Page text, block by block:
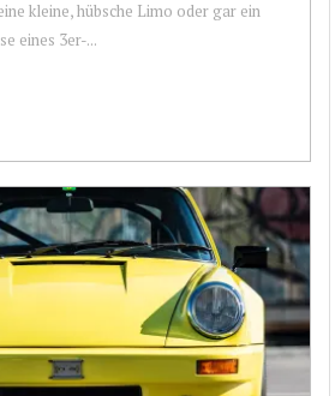
kleine, hübsche Limo oder gar ein
eines 3er-...